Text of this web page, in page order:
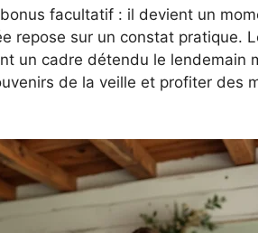
facultatif : il devient un
repose sur un constat pratique.
un cadre détendu le lendemain
de la veille et profiter des